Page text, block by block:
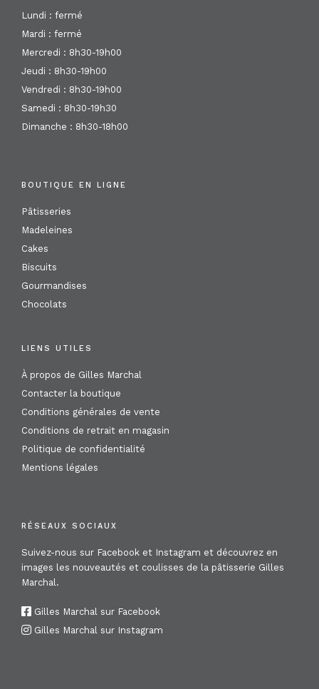
Lundi : fermé
Mardi : fermé
Mercredi : 8h30-19h00
Jeudi : 8h30-19h00
Vendredi : 8h30-19h00
Samedi : 8h30-19h30
Dimanche : 8h30-18h00
BOUTIQUE EN LIGNE
Pâtisseries
Madeleines
Cakes
Biscuits
Gourmandises
Chocolats
LIENS UTILES
À propos de Gilles Marchal
Contacter la boutique
Conditions générales de vente
Conditions de retrait en magasin
Politique de confidentialité
Mentions légales
RÉSEAUX SOCIAUX
Suivez-nous sur Facebook et Instagram et découvrez en
images les nouveautés et coulisses de la pâtisserie Gilles
Marchal.
Gilles Marchal sur Facebook
Gilles Marchal sur Instagram